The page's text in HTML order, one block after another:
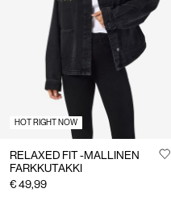
Suomi
suomi
HOT RIGHT NOW
RELAXED FIT -MALLINEN
FARKKUTAKKI
€ 49,99